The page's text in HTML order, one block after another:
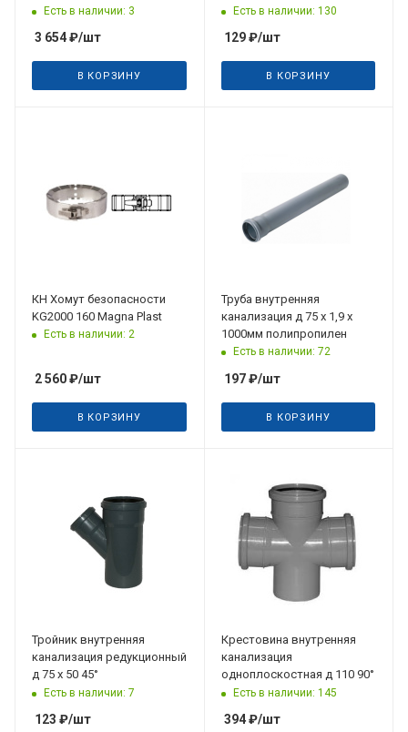
Есть в наличии: 3
3 654₽/шт
В КОРЗИНУ
Есть в наличии: 130
129₽/шт
В КОРЗИНУ
КН Хомут безопасности
KG2000 160 Magna Plast
Есть в наличии: 2
2 560₽/шт
В КОРЗИНУ
Труба внутренняя
канализация д 75 х 1,9 х
1000мм полипропилен
Есть в наличии: 72
197₽/шт
В КОРЗИНУ
Тройник внутренняя
канализация редукционный
д 75 х 50 45°
Есть в наличии: 7
123 ₽/шт
Крестовина внутренняя
канализация
одноплоскостная д 110 90°
Есть в наличии: 145
394₽/шт